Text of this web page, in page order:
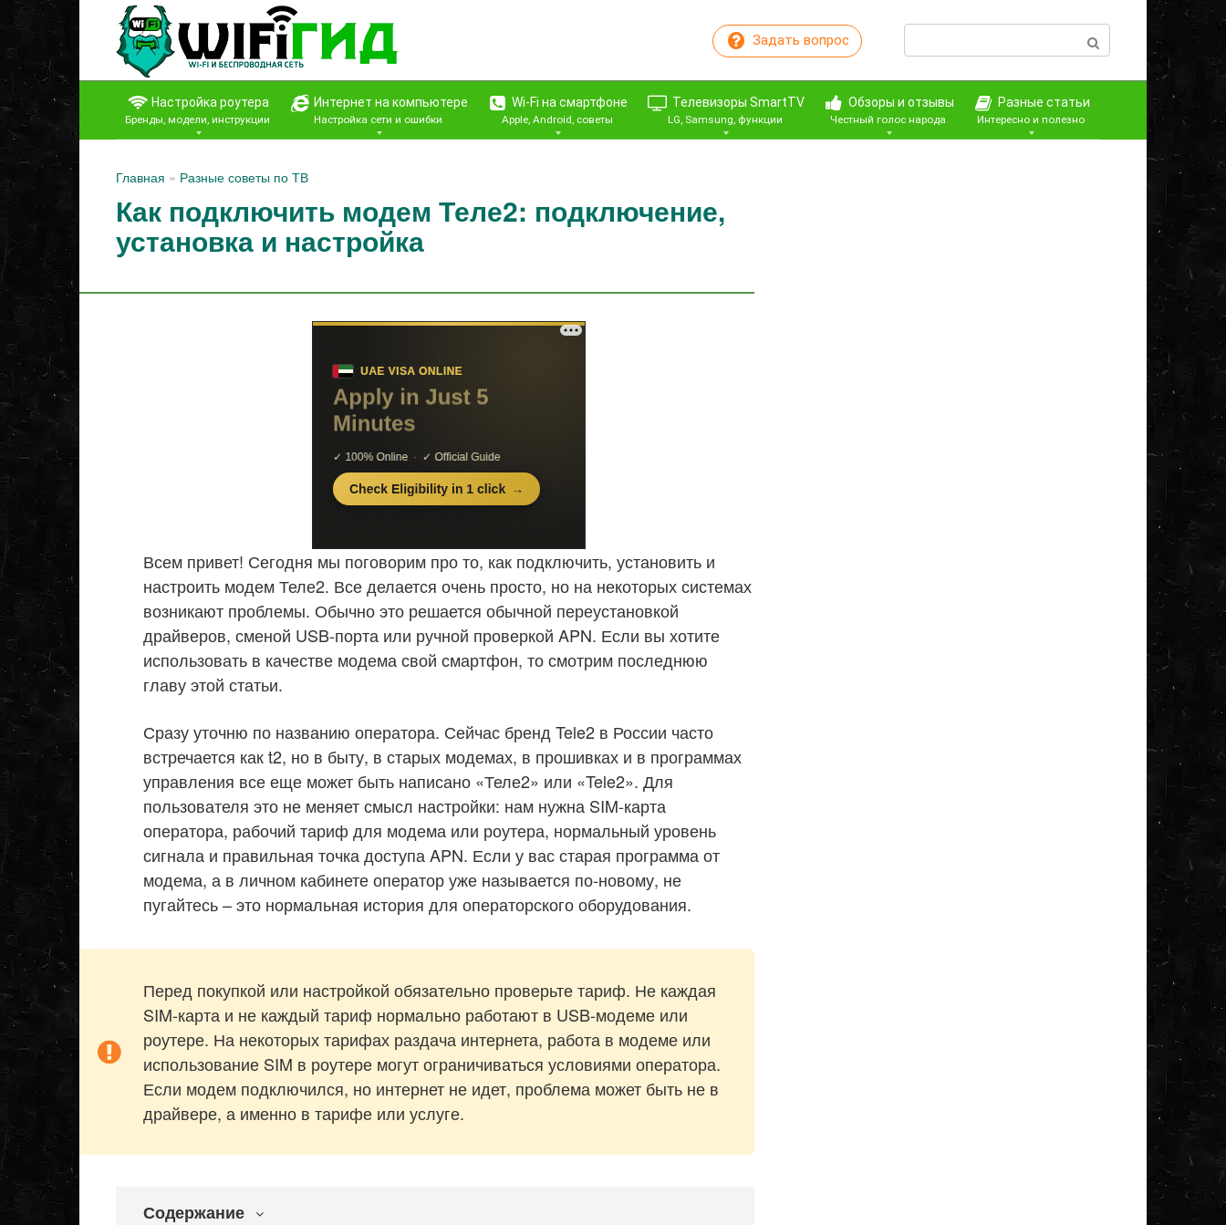
Перейти
контенту
Задать вопрос Поиск:
Настройка роутера
Бренды, модели, инструкции
Интернет на компьютере
Настройка сети и ошибки
Wi-Fi на смартфоне
Apple, Android, советы
Телевизоры SmartTV
LG, Samsung, функции
Обзоры и отзывы
Честный голос народа
Разные статьи
Интересно и полезно
Главная » Разные советы по ТВ
Как подключить модем Теле2: подключение,
установка и настройка
Всем привет! Сегодня мы поговорим про то, как подключить, установить и
настроить модем Теле2. Все делается очень просто, но на некоторых системах
возникают проблемы. Обычно это решается обычной переустановкой
драйверов, сменой USB-порта или ручной проверкой APN. Если вы хотите
использовать в качестве модема свой смартфон, то смотрим последнюю
главу этой статьи.
Сразу уточню по названию оператора. Сейчас бренд Tele2 в России часто
встречается как t2, но в быту, в старых модемах, в прошивках и в программах
управления все еще может быть написано «Теле2» или «Tele2». Для
пользователя это не меняет смысл настройки: нам нужна SIM-карта
оператора, рабочий тариф для модема или роутера, нормальный уровень
сигнала и правильная точка доступа APN. Если у вас старая программа от
модема, а в личном кабинете оператор уже называется по-новому, не
пугайтесь – это нормальная история для операторского оборудования.
Перед покупкой или настройкой обязательно проверьте тариф. Не каждая
SIM-карта и не каждый тариф нормально работают в USB-модеме или
роутере. На некоторых тарифах раздача интернета, работа в модеме или
использование SIM в роутере могут ограничиваться условиями оператора.
Если модем подключился, но интернет не идет, проблема может быть не в
драйвере, а именно в тарифе или услуге.
Содержание